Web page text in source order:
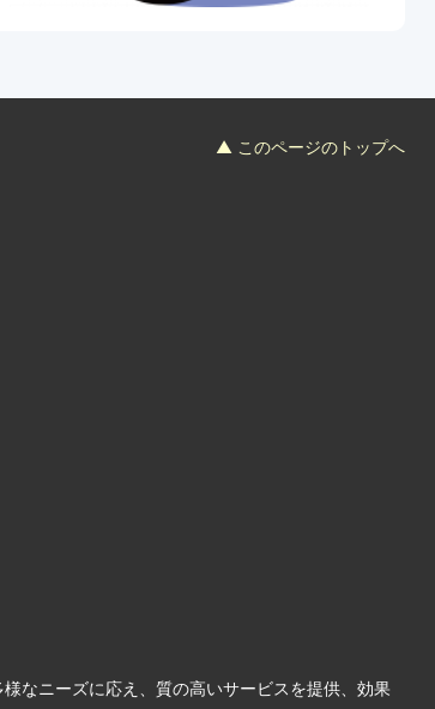
▲ このページのトップへ
なニーズに応え、質の高いサービスを提供、効果